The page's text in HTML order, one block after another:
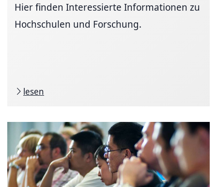
Hier finden Interessierte Informationen zu
Hochschulen und Forschung.
lesen